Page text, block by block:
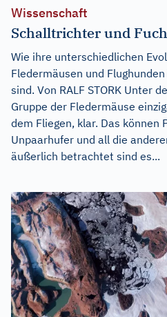
Wissenschaft
Schalltrichter und
Wie ihre unterschiedlichen
Fledermäusen und
sind. Von RALF STORK Unter
Gruppe der Fledermäuse
dem Fliegen, klar. Das können
Unpaarhufer und all die
äußerlich betrachtet sind es...